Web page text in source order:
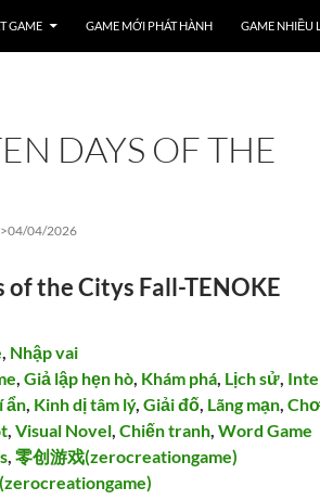
GAME GAME MỚI PHÁT HÀNH GAME NHIỀU
DAYS OF THE
04/04/2026
of the Citys Fall-TENOKE
, Nhập vai
,Giả lập hẹn hò, Khám phá, Lịch sử,
ẩn, Kinh dị tâm lý,Giải đố, Lãng mạn,
,Visual Novel,Chiến tranh,Word Game
,零创游戏(zerocreationgame)